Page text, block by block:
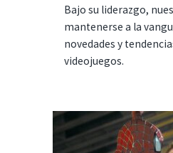
Bajo su liderazgo,
mantenerse a la
novedades y
videojuegos.